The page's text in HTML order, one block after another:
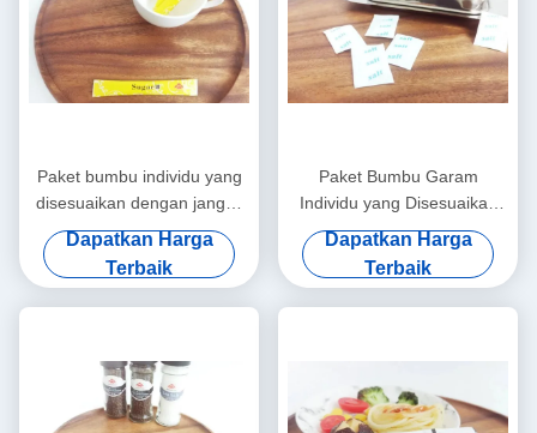
Paket bumbu individu yang
disesuaikan dengan jangka
waktu 18 bulan dan
disesuaikan
Dapatkan Harga
Terbaik
Paket Bumbu Garam
Individu yang Disesuaikan
dengan Masa Pelayaran 18
Bulan / Lebih
Dapatkan Harga
Terbaik